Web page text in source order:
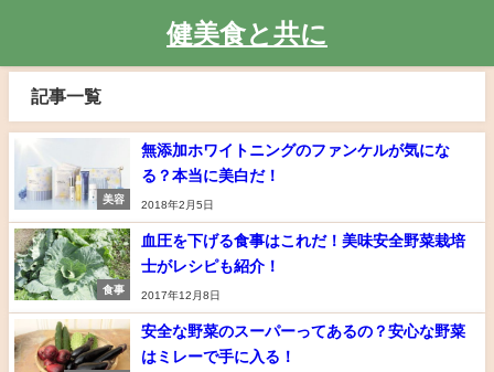
健美食と共に
記事一覧
美容
無添加ホワイトニングのファンケルが気にな
る？本当に美白だ！
2018年2月5日
食事
血圧を下げる食事はこれだ！美味安全野菜栽培
士がレシピも紹介！
2017年12月8日
安全な野菜のスーパーってあるの？安心な野菜
はミレーで手に入る！